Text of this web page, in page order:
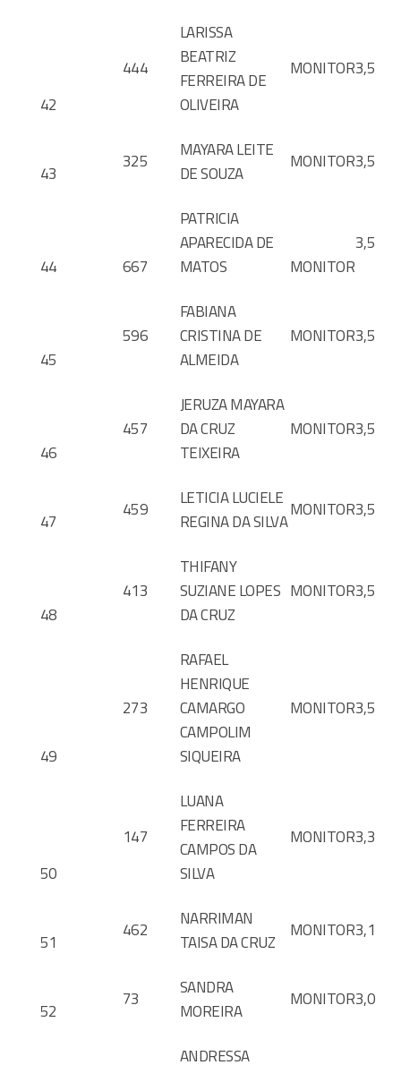
42
444
LARISSA
BEATRIZ
FERREIRA DE
OLIVEIRA
MONITOR3,5
43
325
MAYARA LEITE
DE SOUZA
MONITOR3,5
44 667
PATRICIA
APARECIDA DE
MATOS
MONITOR
3,5
45
596
FABIANA
CRISTINA DE
ALMEIDA
MONITOR3,5
46
457
JERUZA MAYARA
DA CRUZ
TEIXEIRA
MONITOR3,5
47
459
LETICIA LUCIELE
REGINA DA SILVA
MONITOR3,5
48
413
THIFANY
SUZIANE LOPES
DA CRUZ
MONITOR3,5
49
273
RAFAEL
HENRIQUE
CAMARGO
CAMPOLIM
SIQUEIRA
MONITOR3,5
50
147
LUANA
FERREIRA
CAMPOS DA
SILVA
MONITOR3,3
51
462
NARRIMAN
TAISA DA CRUZ
MONITOR3,1
52
73
SANDRA
MOREIRA
MONITOR3,0
ANDRESSA